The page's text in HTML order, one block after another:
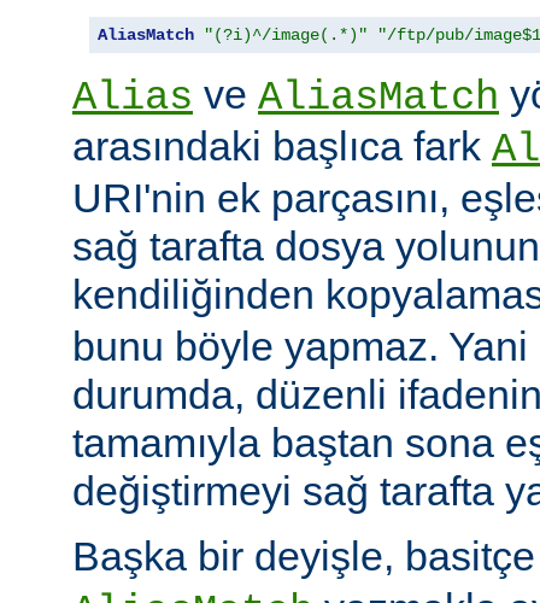
AliasMatch "(?i)^/image(.*)" "/ftp/pub/
Alias ve AliasMatch
arasındaki başlıca fark
URI'nin ek parçasını,
sağ tarafta dosya
kendiliğinden
bunu böyle yapmaz.
durumda, düzenli
tamamıyla baştan sona
değiştirmeyi sağ tarafta
Başka bir deyişle,